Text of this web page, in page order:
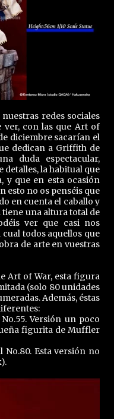
redes sociales
ver, con las que Art of
diciembre sacarían el
dedican a Griffith de
duda espectacular,
la habitual que
y que en esta ocasión
esto no os penséis que
en cuenta el caballo y
tiene una altura total de
ver que casi nos
todos aquellos que
de arte en vuestras
Art of War, esta figura
(solo 80 unidades
Además, éstas
Versión un poco
figurita de Muffler
No.80. Esta versión no